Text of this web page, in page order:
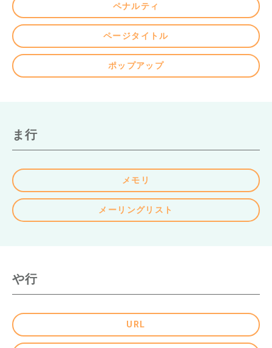
ペナルティ
ページタイトル
ポップアップ
ま行
メモリ
メーリングリスト
や行
URL